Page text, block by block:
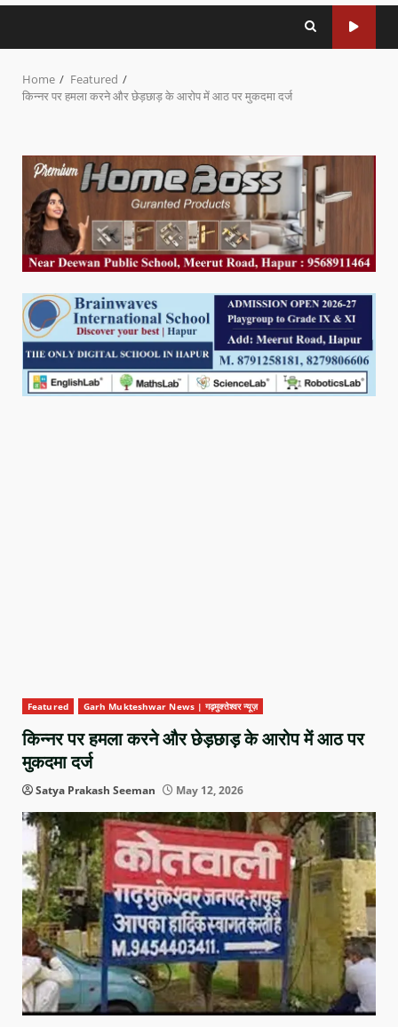
Home
Featured
किन्नर पर हमला करने और छेड़छाड़ के आरोप में आठ पर मुकदमा दर्ज
Featured Garh Mukteshwar News | गढ़मुक्तेश्वर न्यूज़
किन्नर पर हमला करने और छेड़छाड़ के आरोप में आठ पर
मुकदमा दर्ज
Satya Prakash Seeman May 12, 2026